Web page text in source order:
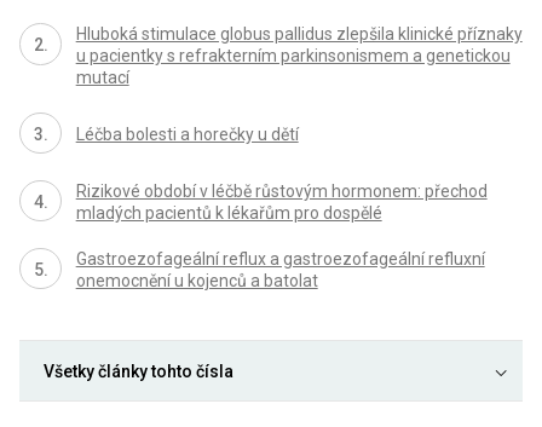
Hluboká stimulace globus pallidus zlepšila klinické příznaky
u pacientky s refrakterním parkinsonismem a genetickou
mutací
Léčba bolesti a horečky u dětí
Rizikové období v léčbě růstovým hormonem: přechod
mladých pacientů k lékařům pro dospělé
Gastroezofageální reflux a gastroezofageální refluxní
onemocnění u kojenců a batolat
Všetky články tohto čísla